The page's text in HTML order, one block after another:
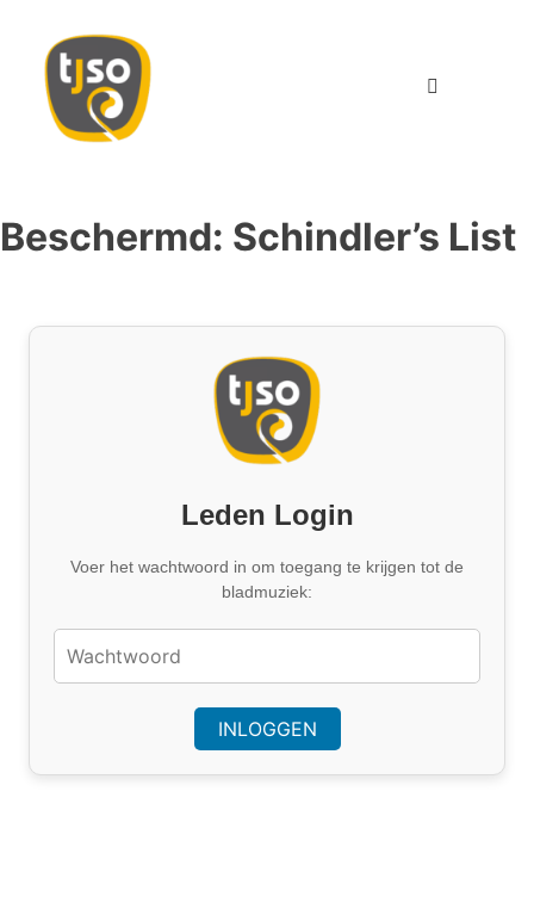
Beschermd: Schindler’s List
Leden Login
Voer het wachtwoord in om toegang te krijgen tot de
bladmuziek: